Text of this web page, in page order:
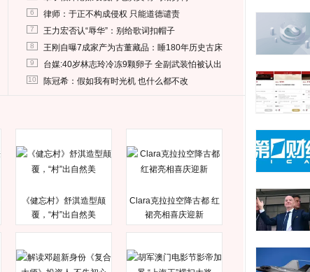
6 律师：于正不构成侵权 只能道德谴责
7 王力宏否认“辱华”：别给歌词扣帽子
8 王刚自曝7成家产为古董藏品：睡180年历史古床
9 台媒:40岁林志玲冷冻9颗卵子 全副武装怕被认出
10 陈冠希：假如我有时光机 也什么都不改
《健忘村》舒淇造型颠
覆，“村”出自然美
Clara克拉拉空降古都 红
裙亮相喜庆迎新